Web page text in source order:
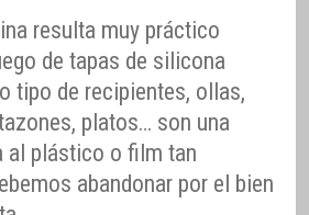
resulta muy práctico
de tapas de silicona
tipo de recipientes, ollas,
platos… son una
al plástico o film tan
abandonar por el bien